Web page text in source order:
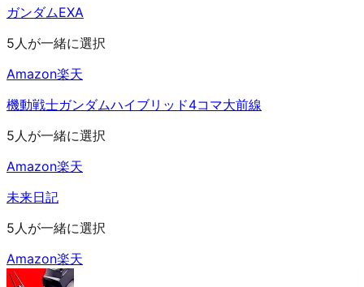
ガンダムEXA
5人が一緒に選択
Amazon楽天
機動戦士ガンダムハイブリッド4コマ大前線
5人が一緒に選択
Amazon楽天
未来日記
5人が一緒に選択
Amazon楽天